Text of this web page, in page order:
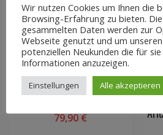
Ähnliche Produkte
Donezepil HCI Aurobindo
79,90€
Wir nutzen Cookies um Ihnen die
Browsing-Erfahrung zu bieten.
gesammelten Daten werden zur
Webseite genutzt und um
potenziellen Neukunden die für
Informationen anzuzeigen.
Einstellungen Alle akzeptieren